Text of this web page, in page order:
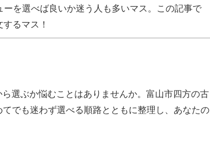
ーを選べば良いか迷う人も多いマス。この記事で
るマス！
選ぶか悩むことはありませんか。富山市四方の古
でも迷わず選べる順路とともに整理し、あなたの